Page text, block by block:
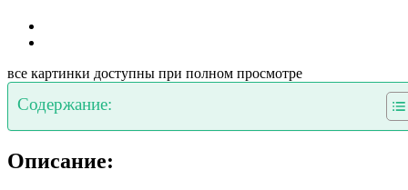
все картинки доступны при полном просмотре
Содержание:
Описание: